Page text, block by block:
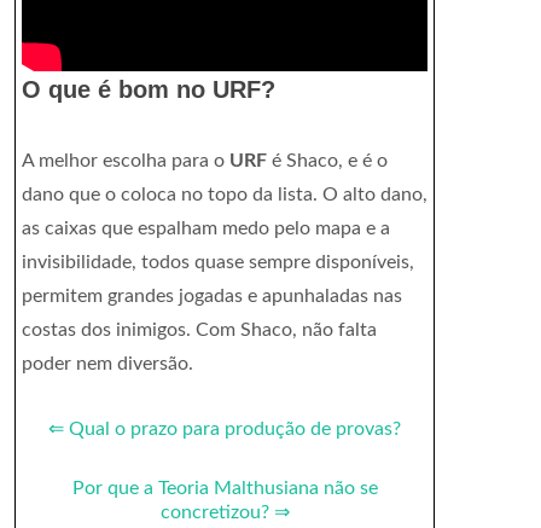
O que é bom no URF?
A melhor escolha para o URF é Shaco, e é o
dano que o coloca no topo da lista. O alto dano,
as caixas que espalham medo pelo mapa e a
invisibilidade, todos quase sempre disponíveis,
permitem grandes jogadas e apunhaladas nas
costas dos inimigos. Com Shaco, não falta
poder nem diversão.
⇐ Qual o prazo para produção de provas?
Por que a Teoria Malthusiana não se
concretizou? ⇒